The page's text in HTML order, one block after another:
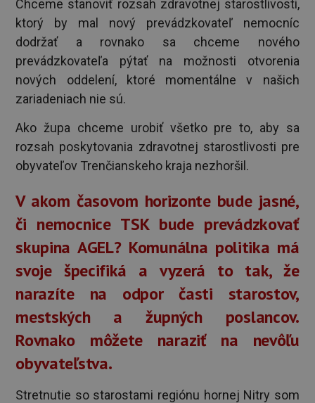
Chceme stanoviť rozsah zdravotnej starostlivosti,
ktorý by mal nový prevádzkovateľ nemocníc
dodržať a rovnako sa chceme nového
prevádzkovateľa pýtať na možnosti otvorenia
nových oddelení, ktoré momentálne v našich
zariadeniach nie sú.
Ako župa chceme urobiť všetko pre to, aby sa
rozsah poskytovania zdravotnej starostlivosti pre
obyvateľov Trenčianskeho kraja nezhoršil.
V akom časovom horizonte bude jasné,
či nemocnice TSK bude prevádzkovať
skupina AGEL? Komunálna politika má
svoje špecifiká a vyzerá to tak, že
narazíte na odpor časti starostov,
mestských a župných poslancov.
Rovnako môžete naraziť na nevôľu
obyvateľstva.
Stretnutie so starostami regiónu hornej Nitry som